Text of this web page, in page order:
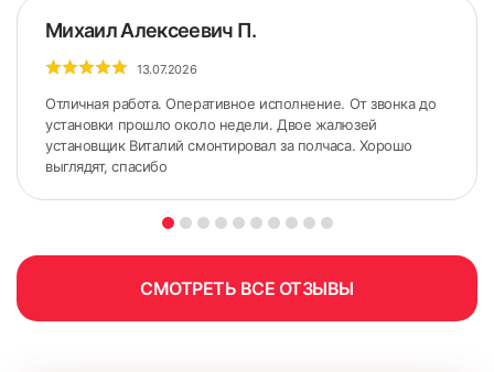
Михаил Алексеевич П.
13.07.2026
Отличная работа. Оперативное исполнение. От звонка до
установки прошло около недели. Двое жалюзей
установщик Виталий смонтировал за полчаса. Хорошо
выглядят, спасибо
СМОТРЕТЬ ВСЕ ОТЗЫВЫ